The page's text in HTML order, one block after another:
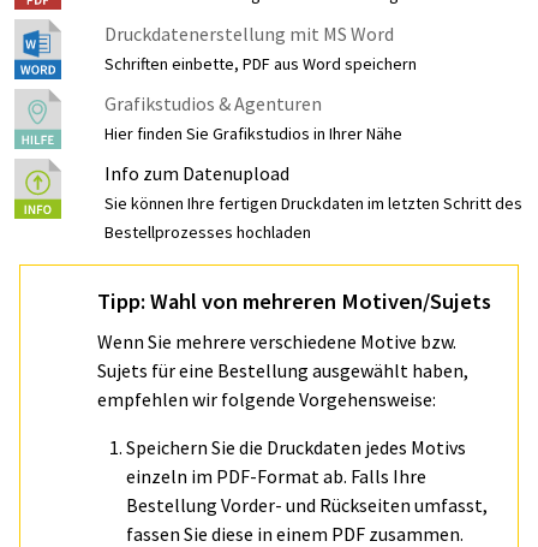
Druckdatenerstellung mit MS Word
Schriften einbette, PDF aus Word speichern
Grafikstudios & Agenturen
Hier finden Sie Grafikstudios in Ihrer Nähe
Info zum Datenupload
Sie können Ihre fertigen Druckdaten im letzten Schritt des
Bestellprozesses hochladen
Tipp: Wahl von mehreren Motiven/Sujets
Wenn Sie mehrere verschiedene Motive bzw.
Sujets für eine Bestellung ausgewählt haben,
empfehlen wir folgende Vorgehensweise:
Speichern Sie die Druckdaten jedes Motivs
einzeln im PDF-Format ab. Falls Ihre
Bestellung Vorder- und Rückseiten umfasst,
fassen Sie diese in einem PDF zusammen.